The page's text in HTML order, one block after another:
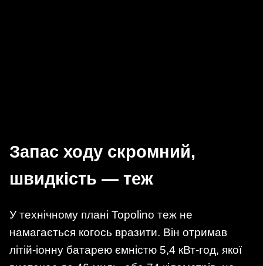
Запас ходу скромний,
швидкість — теж
У технічному плані Topolino теж не
намагається когось вразити. Він отримав
літій-іонну батарею ємністю 5,4 кВт-год, якої